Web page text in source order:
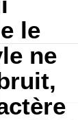
le
ne